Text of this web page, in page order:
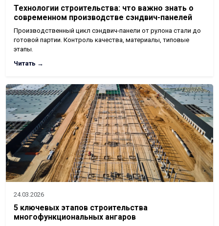
Технологии строительства: что важно знать о
современном производстве сэндвич-панелей
Производственный цикл сэндвич-панели от рулона стали до
готовой партии. Контроль качества, материалы, типовые
этапы.
Читать →
24.03.2026
5 ключевых этапов строительства
многофункциональных ангаров